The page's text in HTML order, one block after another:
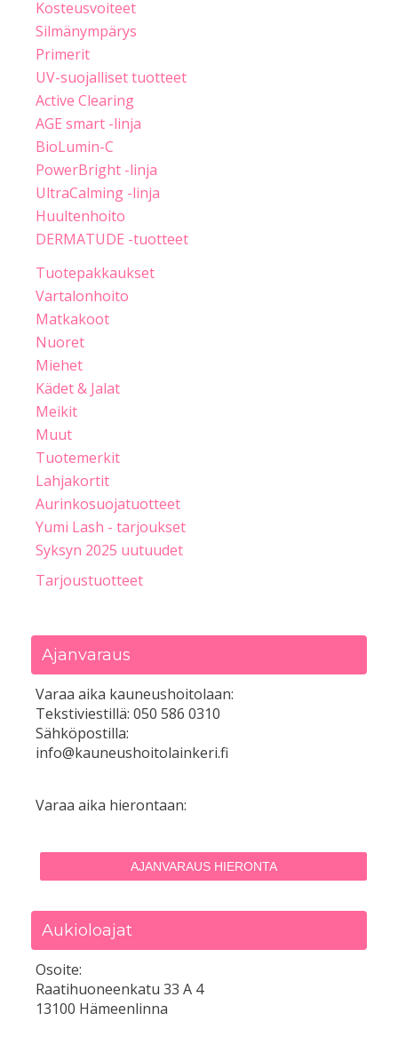
Kosteusvoiteet
Silmänympärys
Primerit
UV-suojalliset tuotteet
Active Clearing
AGE smart -linja
BioLumin-C
PowerBright -linja
UltraCalming -linja
Huultenhoito
DERMATUDE -tuotteet
Tuotepakkaukset
Vartalonhoito
Matkakoot
Nuoret
Miehet
Kädet & Jalat
Meikit
Muut
Tuotemerkit
Lahjakortit
Aurinkosuojatuotteet
Yumi Lash - tarjoukset
Syksyn 2025 uutuudet
Tarjoustuotteet
Ajanvaraus
Varaa aika kauneushoitolaan:
Tekstiviestillä: 050 586 0310
Sähköpostilla:
info@kauneushoitolainkeri.fi
Varaa aika hierontaan:
AJANVARAUS HIERONTA
Aukioloajat
Osoite:
Raatihuoneenkatu 33 A 4
13100 Hämeenlinna